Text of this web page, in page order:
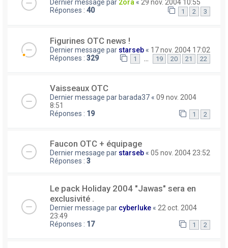
Dernier message par 2ora « 29 nov. 2004 10:55
Réponses : 40 1 2 3
Figurines OTC news !
Dernier message par starseb « 17 nov. 2004 17:02
Réponses : 329 1 19 20 21 22
Vaisseaux OTC
Dernier message par barada37 « 09 nov. 2004
8:51
Réponses : 19 1 2
Faucon OTC + équipage
Dernier message par starseb « 05 nov. 2004 23:52
Réponses : 3
Le pack Holiday 2004 "Jawas" sera en
exclusivité .
Dernier message par cyberluke « 22 oct. 2004
23:49
Réponses : 17 1 2